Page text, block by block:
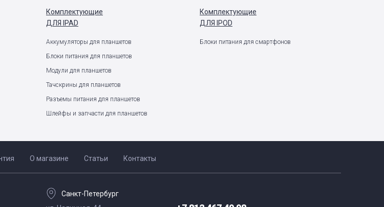
Комплектующие
ДЛЯ IPAD
Аккумуляторы для планшетов
Блоки питания для планшетов
Модули для планшетов
Тачскрины для планшетов
Разъемы питания для планшетов
Шлейфы и запчасти для планшетов
Комплектующие
ДЛЯ IPOD
Блоки питания для смартфонов
О магазине Статьи Контакты
Санкт-Петербург